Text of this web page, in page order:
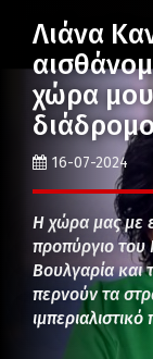
Λιάνα
χώρα μου
16-07-2024
Η χώρα μας με
προπύργιο του
Βουλγαρία και
περνούν τα